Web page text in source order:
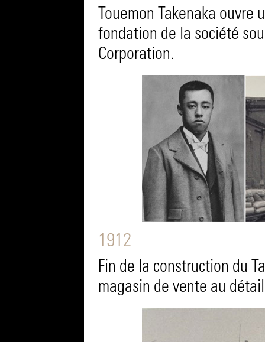
Touemon Takenaka ouvre
fondation de la société
Corporation.
1912
Fin de la construction du
magasin de vente au